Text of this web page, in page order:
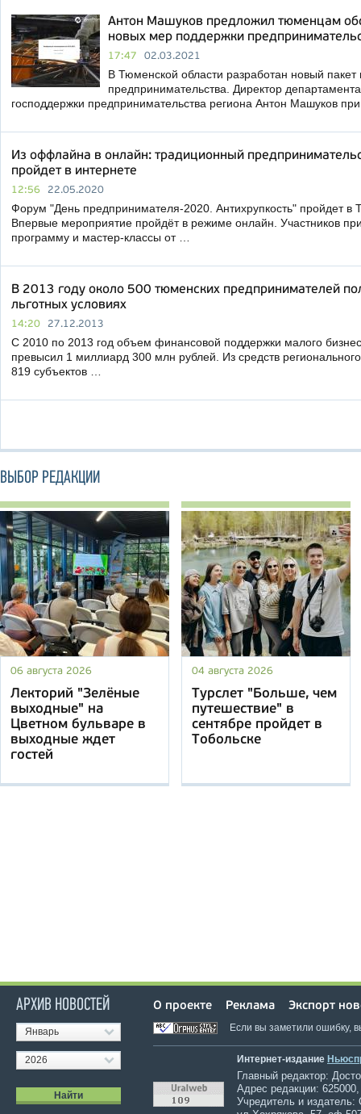
Антон Машуков предложил тюменцам
новых мер поддержки
17:47 02.03.2021
В Тюменской области разработан новый
предпринимательства. Директор
господдержки предпринимательства региона Антон Машуков
Из оффлайна в онлайн: традиционный
пройдет в интернете
12:56 22.05.2020
Форум "День предпринимателя-2020. Антихрупкость" пройдет в
Впервые мероприятие пройдёт в режиме онлайн. Участников
программу и мастер-классы от …
В 2013 году около 500 тюменских предпринимателей
льготных условиях
14:20 27.12.2013
С 2010 по 2013 год объем финансовой поддержки малого
превысил 1 миллиард 300 млн рублей. Из средств
819 субъектов …
ВЫБОР РЕДАКЦИИ
06 августа 2026
Лекторий "Зелёные
выходные" на
Цветном бульваре в
выходные ждет
гостей
04 августа 2026
Турслет "Больше, чем
путешествие" в
сентябре пройдет в
Тобольске
АРХИВ НОВОСТЕЙ
Январь
2026
О проекте Реклама Экспорт
Если вы заметили ошибку,
Интернет-издание
Главный редактор:
Адрес редакции:
Учредитель и